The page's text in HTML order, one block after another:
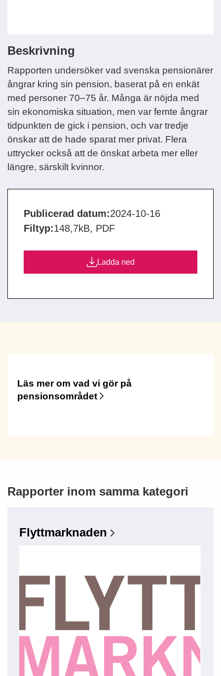
Beskrivning
Rapporten undersöker vad svenska pensionärer
ångrar kring sin pension, baserat på en enkät
med personer 70–75 år. Många är nöjda med
sin ekonomiska situation, men var femte ångrar
tidpunkten de gick i pension, och var tredje
önskar att de hade sparat mer privat. Flera
uttrycker också att de önskat arbeta mer eller
längre, särskilt kvinnor.
Publicerad datum:2024-10-16
Filtyp:148,7kB, PDF
Ladda ned
Läs mer om vad vi gör på
pensionsområdet
Rapporter inom samma kategori
Flyttmarknaden